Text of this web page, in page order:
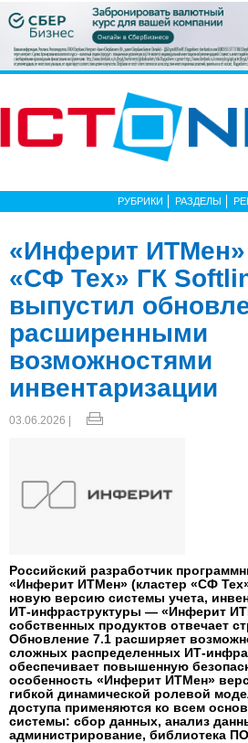
РУБРИКИ РАЗДЕЛЫ
«Инферит ИТМен»
«СФ Тех» ГК
выпустил
расширенными
возможностями
инвентаризации
03.06.2026 |
Российский разработчик
«Инферит ИТМен» (кластер «СФ
новую версию системы учета,
ИТ-инфраструктуры — «Инферит
собственных продуктов отвечает
Обновление 7.1 расширяет
сложных распределенных ИТ-
обеспечивает повышенную
особенность «Инферит ИТМен»
гибкой динамической ролевой
доступа применяются ко всем
системы: сбор данных, анализ
администрирование, библиотека